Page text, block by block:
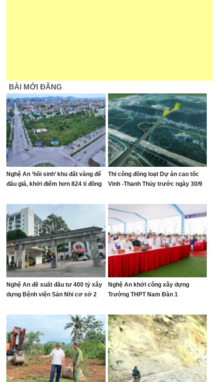
BÀI MỚI ĐĂNG
Nghệ An ‘hồi sinh’ khu đất vàng để
đấu giá, khởi điểm hơn 824 tỉ đồng
Thi công đồng loạt Dự án cao tốc
Vinh -Thanh Thủy trước ngày 30/9
Nghệ An đề xuất đầu tư 400 tỷ xây
dựng Bệnh viện Sản Nhi cơ sở 2
Nghệ An khởi công xây dựng
Trường THPT Nam Đàn 1